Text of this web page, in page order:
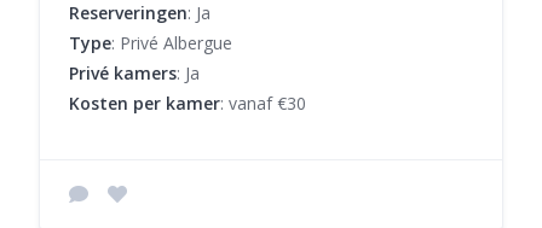
Reserveringen: Ja
Type: Privé Albergue
Privé kamers: Ja
Kosten per kamer: vanaf €30